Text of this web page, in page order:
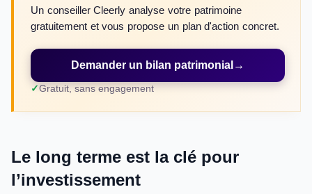
Un conseiller Cleerly analyse votre patrimoine
gratuitement et vous propose un plan d'action concret.
Demander un bilan patrimonial →
Gratuit, sans engagement
Le long terme est la clé pour
l’investissement